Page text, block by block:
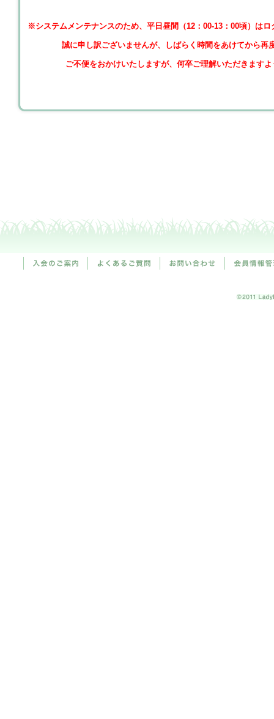
※システムメンテナンスのため、平日昼間（12：00-13：00頃）は
誠に申し訳ございませんが、しばらく時間をあけてから再
ご不便をおかけいたしますが、何卒ご理解いただきます